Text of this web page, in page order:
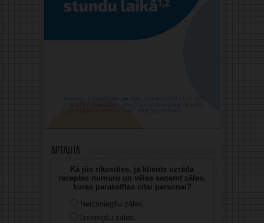
Aptauja
Kā jūs rīkosities, ja klients uzrāda
receptes numuru un vēlas saņemt zāles,
kuras parakstītas citai personai?
Neizsniegšu zāles.
Izsniegšu zāles.